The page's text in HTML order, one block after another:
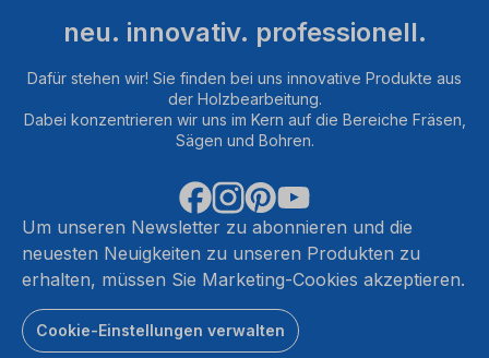
neu. innovativ. professionell.
Dafür stehen wir! Sie finden bei uns innovative Produkte aus
der Holzbearbeitung.
Dabei konzentrieren wir uns im Kern auf die Bereiche Fräsen,
Sägen und Bohren.
Um unseren Newsletter zu abonnieren und die
neuesten Neuigkeiten zu unseren Produkten zu
erhalten, müssen Sie Marketing-Cookies akzeptieren.
Cookie-Einstellungen verwalten